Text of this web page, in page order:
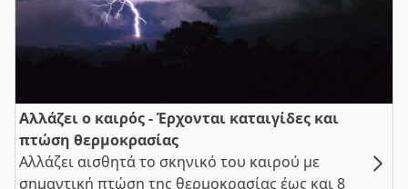
Αλλάζει ο καιρός - Έρχονται καταιγίδες και
πτώση θερμοκρασίας
Αλλάζει αισθητά το σκηνικό του καιρού με
σημαντική πτώση της θερμοκρασίας έως και 8